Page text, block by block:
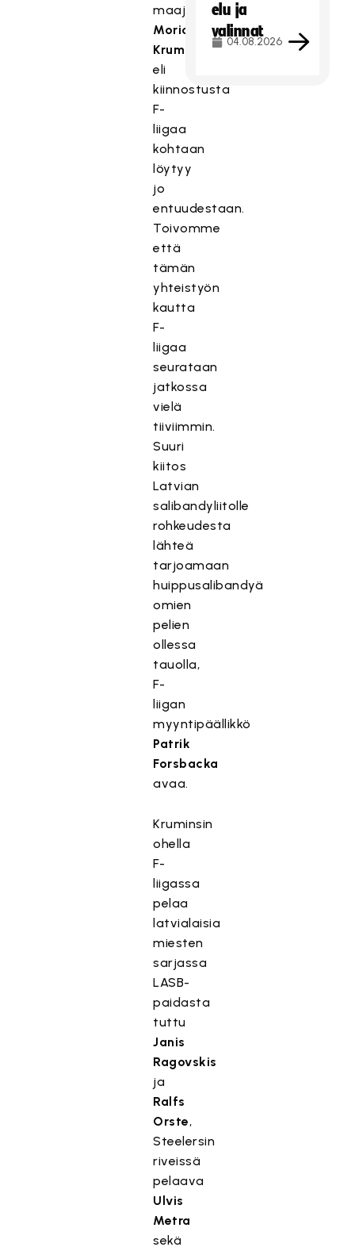
maajoukkuepelaaja
Morics
Kruminsia,
eli
kiinnostusta
F-
liigaa
kohtaan
löytyy
jo
entuudestaan.
Toivomme
että
tämän
yhteistyön
kautta
F-
liigaa
seurataan
jatkossa
vielä
tiiviimmin.
Suuri
kiitos
Latvian
salibandyliitolle
rohkeudesta
lähteä
tarjoamaan
huippusalibandyä
omien
pelien
ollessa
tauolla,
F-
liigan
myyntipäällikkö
Patrik
Forsbacka
avaa.
Kruminsin
ohella
F-
liigassa
pelaa
latvialaisia
miesten
sarjassa
LASB-
paidasta
tuttu
Janis
Ragovskis
ja
Ralfs
Orste,
Steelersin
riveissä
pelaava
Ulvis
Metra
sekä
elu ja
valinnat
04.08.2026